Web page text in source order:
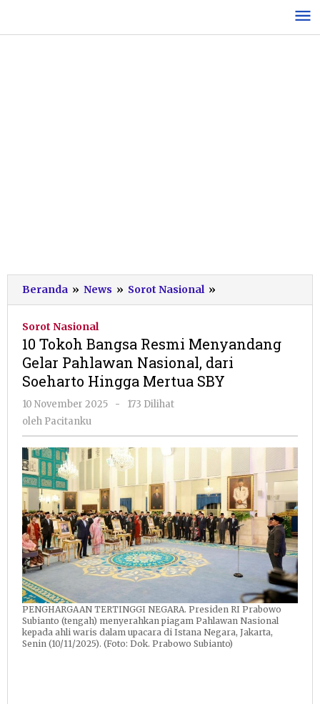
konten
Beranda » News » Sorot Nasional »
Tokoh
Menyandang
Gelar
Pahlawan
Hingga
Mertua
Sorot Nasional
10 Tokoh Bangsa Resmi Menyandang
Gelar Pahlawan Nasional, dari
Soeharto Hingga Mertua SBY
10 November 2025
oleh
-
173 Dilihat
oleh Pacitanku
PENGHARGAAN TERTINGGI NEGARA. Presiden RI Prabowo
Subianto (tengah) menyerahkan piagam Pahlawan Nasional
kepada ahli waris dalam upacara di Istana Negara, Jakarta,
Senin (10/11/2025). (Foto: Dok. Prabowo Subianto)